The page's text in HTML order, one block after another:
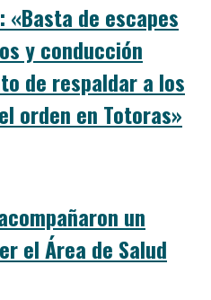
«Basta de escapes
y conducción
de respaldar a los
orden en Totoras»
un
el Área de Salud